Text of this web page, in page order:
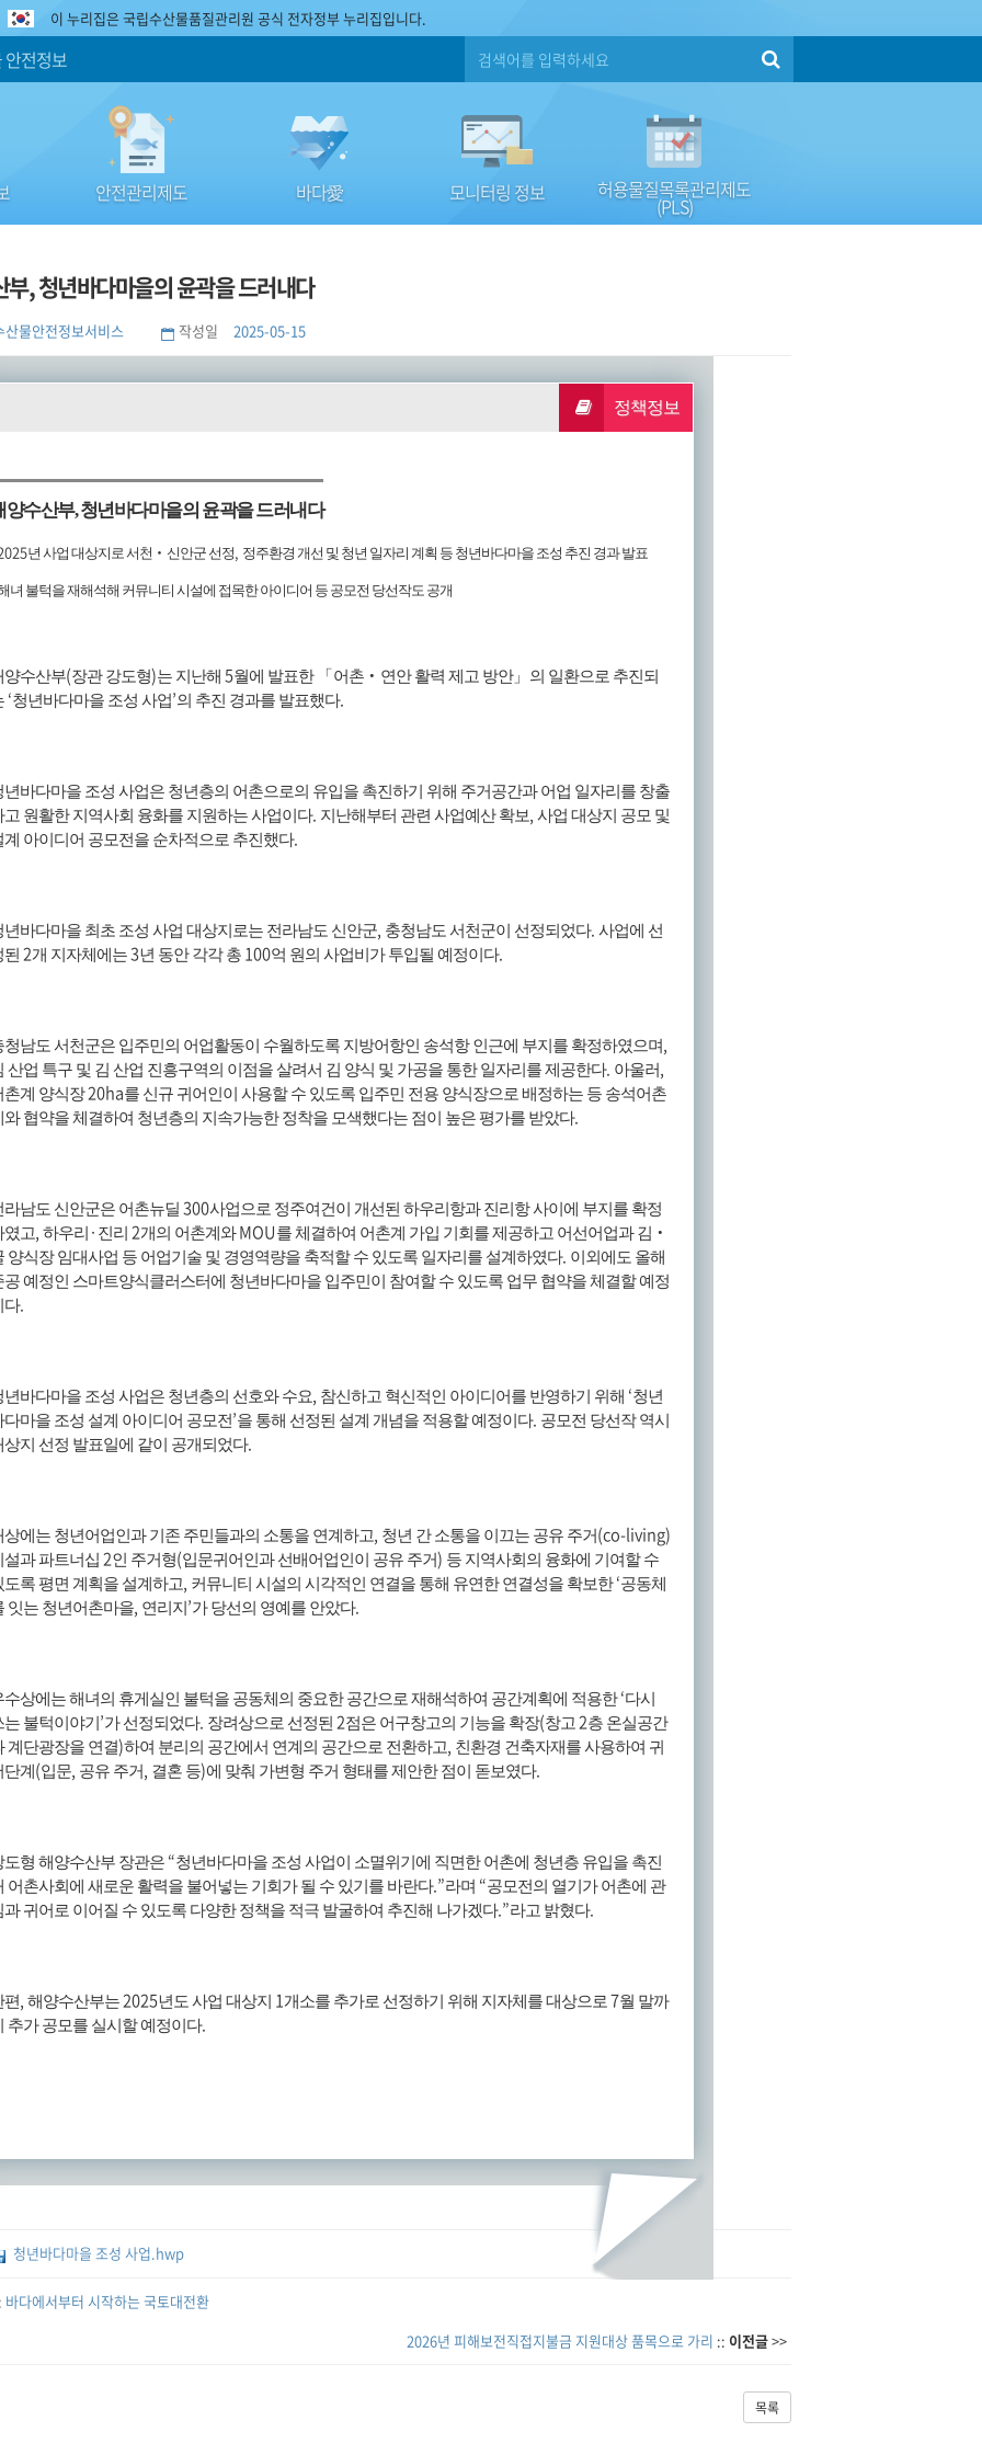
이 누리집은 국립수산물품질관리원 공식 전자정부 누리집입니다.
안전정보
안전관리제도 바다愛 모니터링 정보 허용물질목록관리제도
(PLS)
부, 청년바다마을의 윤곽을 드러내다
산물안전정보서비스 작성일 2025-05-15
정책정보
양수산부,청년바다마을의 윤곽을 드러내다
년 사업 대상지로 서천 ‧ 신안군 선정, 정주환경 개선 및 청년 일자리 계획 등 청년바다마을 조성 추진 경과 발표
녀 불턱을 재해석해 커뮤니티 시설에 접목한 아이디어 등 공모전 당선작도 공개
양수산부(장관 강도형)는 지난해 5월에 발표한 「 어촌 ‧ 연안 활력 제고 방안」 의 일환으로 추진되
‘청년바다마을 조성 사업’의 추진 경과를 발표했다.
년바다마을 조성 사업은 청년층의 어촌으로의 유입을 촉진하기 위해 주거공간과 어업 일자리를 창출
고 원활한 지역사회 융화를 지원하는 사업이다. 지난해부터 관련 사업예산 확보, 사업 대상지 공모 및
계 아이디어 공모전을 순차적으로 추진했다.
년바다마을 최초 조성 사업 대상지로는 전라남도 신안군, 충청남도 서천군이 선정되었다. 사업에 선
2개 지자체에는3년 동안 각각 총 100억 원의 사업비가 투입될 예정이다.
청남도 서천군은 입주민의 어업활동이 수월하도록 지방어항인 송석항 인근에 부지를 확정하였으며,
산업 특구 및 김 산업 진흥구역의 이점을 살려서 김 양식 및 가공을 통한 일자리를 제공한다. 아울러,
촌계 양식장20ha를 신규 귀어인이 사용할 수 있도록 입주민 전용 양식장으로 배정하는 등 송석어촌
와 협약을 체결하여 청년층의 지속가능한 정착을 모색했다는 점이 높은 평가를 받았다.
라남도 신안군은 어촌뉴딜 300사업으로 정주여건이 개선된 하우리항과 진리항 사이에 부지를 확정
였고, 하우리 · 진리 2개의 어촌계와MOU를 체결하여 어촌계 가입 기회를 제공하고 어선어업과 김 ‧
양식장 임대사업 등 어업기술 및 경영역량을 축적할 수 있도록 일자리를 설계하였다. 이외에도 올해
공 예정인 스마트양식클러스터에 청년바다마을 입주민이 참여할 수 있도록 업무 협약을 체결할 예정
다.
년바다마을 조성 사업은 청년층의 선호와 수요, 참신하고 혁신적인 아이디어를 반영하기 위해 ‘청년
다마을 조성 설계 아이디어 공모전’을 통해 선정된 설계 개념을 적용할 예정이다. 공모전 당선작 역시
상지 선정 발표일에 같이 공개되었다.
상에는 청년어업인과 기존 주민들과의 소통을 연계하고, 청년 간 소통을 이끄는 공유 주거(co-living)
설과 파트너십 2인 주거형(입문귀어인과 선배어업인이 공유 주거) 등 지역사회의 융화에 기여할 수
도록 평면 계획을 설계하고, 커뮤니티 시설의 시각적인 연결을 통해 유연한 연결성을 확보한‘공동체
잇는 청년어촌마을, 연리지 ’가 당선의 영예를 안았다.
수상에는 해녀의 휴게실인 불턱을 공동체의 중요한 공간으로 재해석하여 공간계획에 적용한‘다시
는 불턱이야기 ’가 선정되었다. 장려상으로 선정된 2점은 어구창고의 기능을 확장(창고 2층 온실공간
계단광장을 연결)하여 분리의 공간에서 연계의 공간으로 전환하고, 친환경 건축자재를 사용하여 귀
단계 (입문, 공유 주거, 결혼 등)에 맞춰 가변형 주거 형태를 제안한 점이 돋보였다.
도형 해양수산부 장관은 “청년바다마을 조성 사업이 소멸위기에 직면한 어촌에 청년층 유입을 촉진
어촌사회에 새로운 활력을 불어넣는 기회가 될 수 있기를 바란다.”라며 “공모전의 열기가 어촌에 관
과 귀어로 이어질 수 있도록 다양한 정책을 적극 발굴하여 추진해 나가겠다.”라고 밝혔다.
편, 해양수산부는2025년도 사업 대상지 1개소를 추가로 선정하기 위해 지자체를 대상으로 7월 말까
추가 공모를 실시할 예정이다.
청년바다마을 조성 사업.hwp
바다에서부터 시작하는 국토대전환
2026년 피해보전직접지불금 지원대상 품목으로 가리 :: 이전글>>
목록